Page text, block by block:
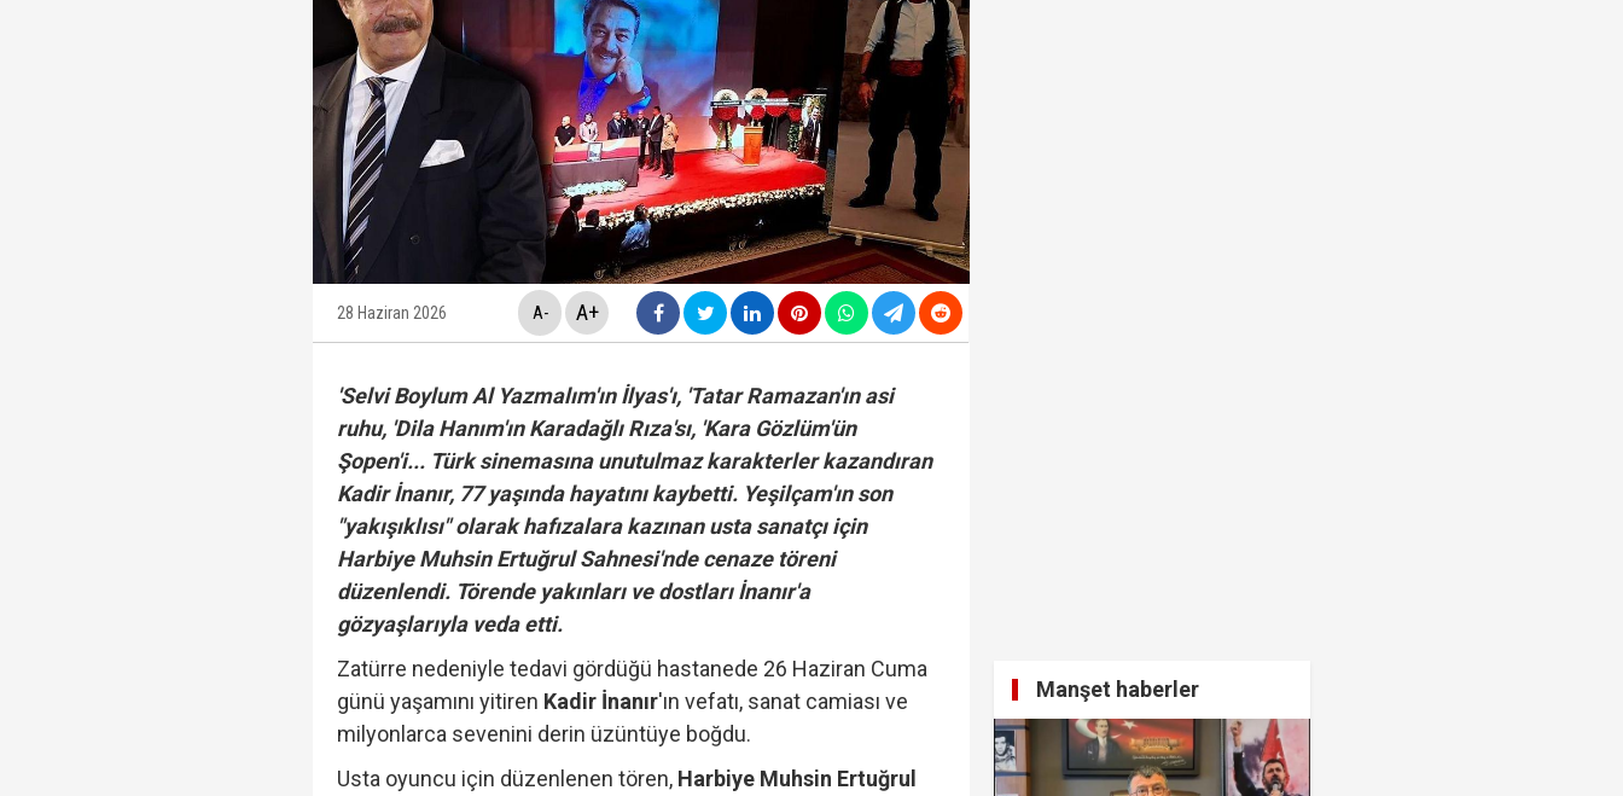
12 maddelik "çerçeve yasa teklifinde" neler yer alacak? Bazı suçlar ve Öcalan kapsam dışında…
Ankara Cumhuriyet Başsavcılığı, Özgür Özel ve Veli Ağbaba'nın 'dokunulmazlığının' kaldırılmasını istedi!
Beyaz TV sunucusu Tahir Sarıkaya tutuklandı...
Hakkında fezleke hazırlanan Veli Ağbaba'dan sert çıkış! 'HTS kaydım varsa idam edilmeye razıyım'
28 Haziran 2026 A- A+
'Selvi Boylum Al Yazmalım'ın İlyas'ı, 'Tatar Ramazan'ın asi
ruhu, 'Dila Hanım'ın Karadağlı Rıza'sı, 'Kara Gözlüm'ün
Şopen'i... Türk sinemasına unutulmaz karakterler kazandıran
Kadir İnanır, 77 yaşında hayatını kaybetti. Yeşilçam'ın son
"yakışıklısı" olarak hafızalara kazınan usta sanatçı için
Harbiye Muhsin Ertuğrul Sahnesi'nde cenaze töreni
düzenlendi. Törende yakınları ve dostları İnanır'a
gözyaşlarıyla veda etti.
Zatürre nedeniyle tedavi gördüğü hastanede 26 Haziran Cuma
günü yaşamını yitiren Kadir İnanır'ın vefatı, sanat camiası ve
milyonlarca sevenini derin üzüntüye boğdu.
Usta oyuncu için düzenlenen tören, Harbiye Muhsin Ertuğrul
Manşet haberler